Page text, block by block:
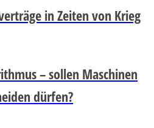
in Zeiten von Krieg
– sollen Maschinen
dürfen?